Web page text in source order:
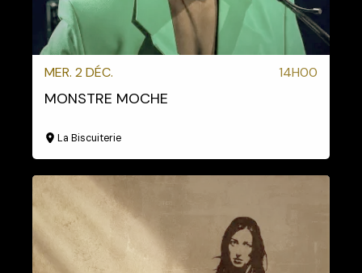
MER. 2 DÉC. 14H00
MONSTRE MOCHE
La Biscuiterie